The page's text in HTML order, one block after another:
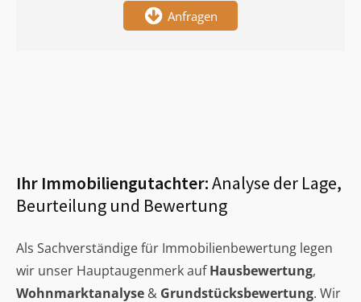
Anfragen
Ihr Immobiliengutachter:Analyse der Lage,
Beurteilung und Bewertung
Als Sachverständige für Immobilienbewertung legen
wir unser Hauptaugenmerk aufHausbewertung,
Wohnmarktanalyse & Grundstücksbewertung. Wir